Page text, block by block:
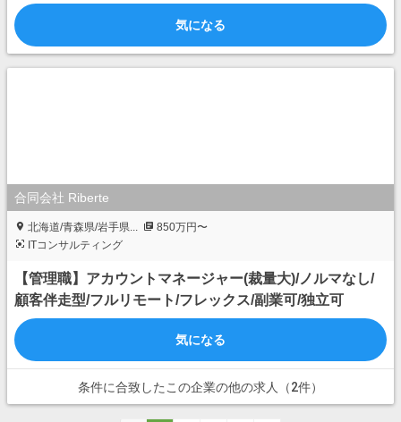
気になる
合同会社 Riberte
北海道/青森県/岩手県...
850万円〜
ITコンサルティング
【管理職】アカウントマネージャー(裁量大)/ノルマなし/
顧客伴走型/フルリモート/フレックス/副業可/独立可
気になる
条件に合致したこの企業の他の求人（2件）